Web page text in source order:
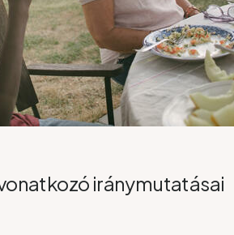
iránymutatásai